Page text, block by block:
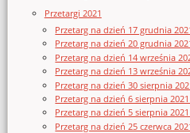
Przetargi 2021
Przetarg na dzień 17 grudnia
Przetarg na dzień 20 grudnia
Przetarg na dzień 14 września
Przetarg na dzień 13 września
Przetarg na dzień 30 sierpnia
Przetarg na dzień 6 sierpnia
Przetarg na dzień 5 sierpnia
Przetarg na dzień 25 czerwca